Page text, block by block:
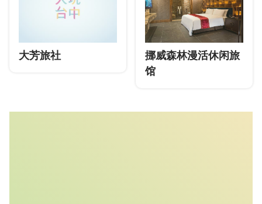
大芳旅社
挪威森林漫活休闲旅
馆